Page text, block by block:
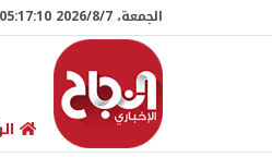
الجمعة، 7/‏8/‏2026 05:17:11 صباحاً